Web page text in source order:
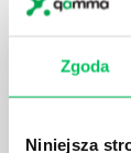
Zgoda
Niniejsza
JAK
firmie.